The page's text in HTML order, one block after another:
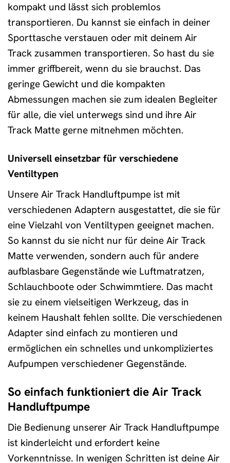
kompakt und lässt sich problemlos
transportieren. Du kannst sie einfach in deiner
Sporttasche verstauen oder mit deinem Air
Track zusammen transportieren. So hast du sie
immer griffbereit, wenn du sie brauchst. Das
geringe Gewicht und die kompakten
Abmessungen machen sie zum idealen Begleiter
für alle, die viel unterwegs sind und ihre Air
Track Matte gerne mitnehmen möchten.
Universell einsetzbar für verschiedene
Ventiltypen
Unsere Air Track Handluftpumpe ist mit
verschiedenen Adaptern ausgestattet, die sie für
eine Vielzahl von Ventiltypen geeignet machen.
So kannst du sie nicht nur für deine Air Track
Matte verwenden, sondern auch für andere
aufblasbare Gegenstände wie Luftmatratzen,
Schlauchboote oder Schwimmtiere. Das macht
sie zu einem vielseitigen Werkzeug, das in
keinem Haushalt fehlen sollte. Die verschiedenen
Adapter sind einfach zu montieren und
ermöglichen ein schnelles und unkompliziertes
Aufpumpen verschiedener Gegenstände.
So einfach funktioniert die Air Track
Handluftpumpe
Die Bedienung unserer Air Track Handluftpumpe
ist kinderleicht und erfordert keine
Vorkenntnisse. In wenigen Schritten ist deine Air